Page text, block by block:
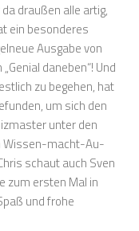
draußen alle artig,
ein besonderes
Ausgabe von
daneben“! Und
zu begehen, hat
um sich den
unter den
Wissen-macht-Au-
schaut auch Sven
zum ersten Mal in
und frohe